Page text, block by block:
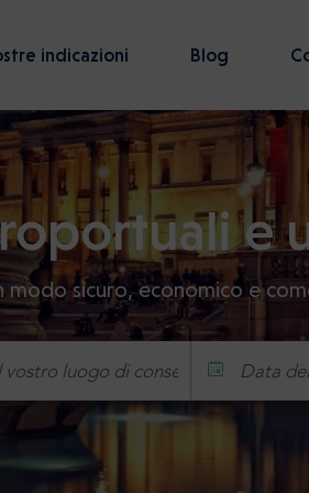
indicazioni Blog
e
modo sicuro, economico e
Data